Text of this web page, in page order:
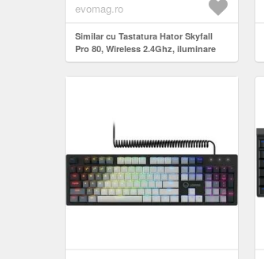
evomag.ro
Similar cu Tastatura Hator Skyfall
Pro 80, Wireless 2.4Ghz, iluminare
RGB (Negru)